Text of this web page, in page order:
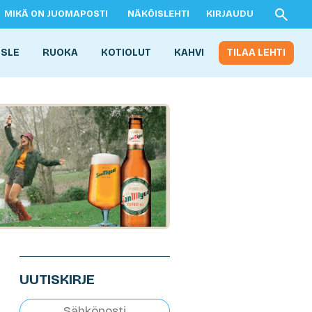
MIKÄ ON JUOMAPOSTI NÄKÖISLEHTI KIRJAUDU
RUOKA KOTIOLUT KAHVI TILAA LEHTI
UUTISKIRJE